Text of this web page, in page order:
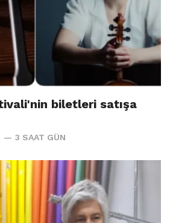
biletleri satışa
3 SAAT GÜN